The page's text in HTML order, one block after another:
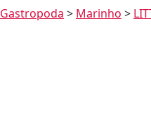
Gastropoda > Marinho >